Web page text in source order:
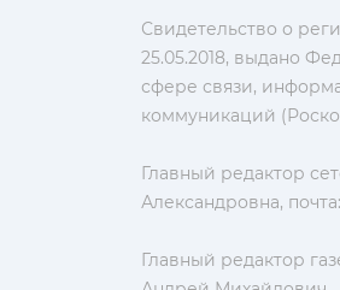
Свидетельство о
25.05.2018, выдано
сфере связи,
коммуникаций
Главный редактор
Александровна, почта:
Главный редактор